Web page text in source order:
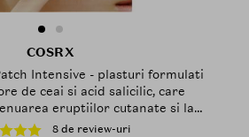
COSRX
Intensive - plasturi formulati
de ceai si acid salicilic, care
eruptiilor cutanate si la
hidratarii optime
8 de review-uri